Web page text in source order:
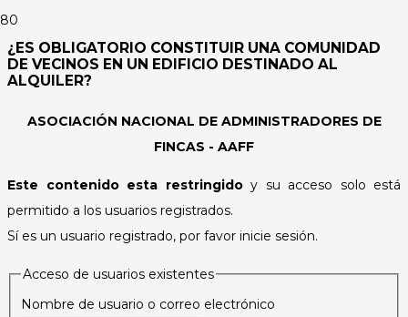
¿ES OBLIGATORIO CONSTITUIR UNA COMUNIDAD
DE VECINOS EN UN EDIFICIO DESTINADO AL
ALQUILER?
ASOCIACIÓN NACIONAL DE ADMINISTRADORES DE
FINCAS - AAFF
Este contenido esta restringidoy su acceso solo está
permitido a los usuarios registrados.
Sí es un usuario registrado, por favor inicie sesión.
Acceso de usuarios existentes
Nombre de usuario o correo electrónico